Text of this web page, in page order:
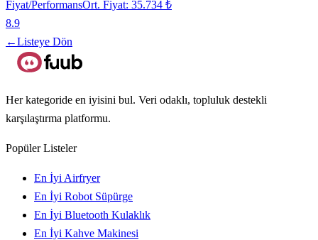
Fiyat/PerformansOrt. Fiyat: 35.734 ₺
8.9
←Listeye Dön
Her kategoride en iyisini bul. Veri odaklı, topluluk destekli
karşılaştırma platformu.
Popüler Listeler
En İyi Airfryer
En İyi Robot Süpürge
En İyi Bluetooth Kulaklık
En İyi Kahve Makinesi